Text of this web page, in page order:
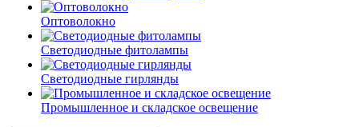
Оптоволокно
Светодиодные фитолампы
Светодиодные гирлянды
Промышленное и складское освещение